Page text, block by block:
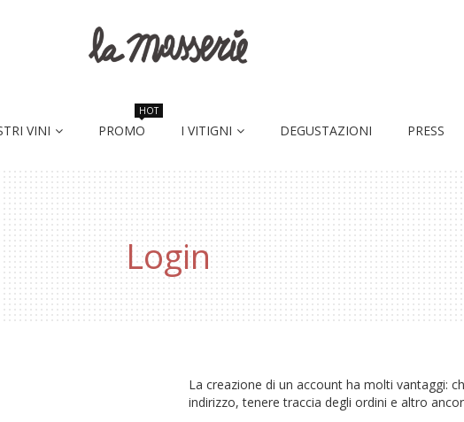
VINI PROMO
HOT
I VITIGNI DEGUSTAZIONI PRESS
Login
La creazione di un account ha molti vantaggi:
indirizzo, tenere traccia degli ordini e altro